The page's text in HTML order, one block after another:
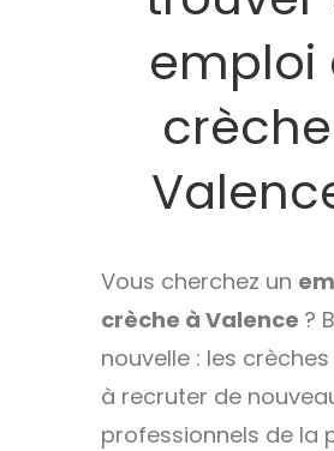
emploi
Vous cherchez un
crèche à Valence ?
nouvelle : les
à recruter de
professionnels de la